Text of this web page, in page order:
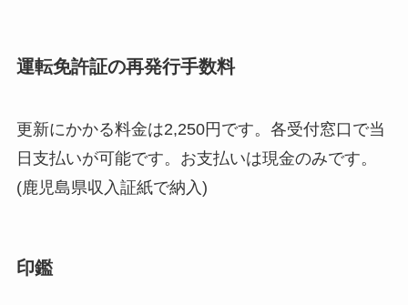
運転免許証の再発行手数料
更新にかかる料金は2,250円です。各受付窓口で当
日支払いが可能です。お支払いは現金のみです。
(鹿児島県収入証紙で納入)
印鑑